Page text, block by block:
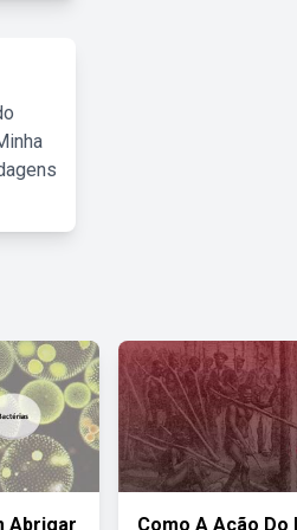
Abrigar Como A Ação